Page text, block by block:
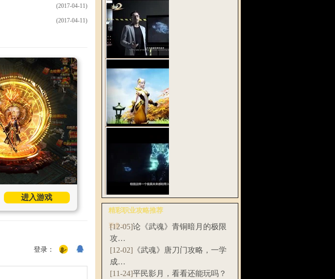
(2017-04-11)
(2017-04-11)
进入游戏
登录：
《武魂2》全息
CG预告片：天…
解密网易《武魂
2》全息实验…
《武魂2》多段式
轻功 战斗在…
网易将发布首款
全息动作网游…
精彩职业攻略推荐
更多>>
[12-05]论《武魂》青铜暗月的极限
攻…
[12-02] 《武魂》唐刀门攻略，一学
成…
[11-24]平民影月，看看还能玩吗？